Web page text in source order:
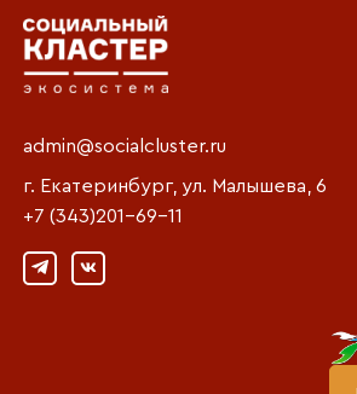
admin@socialcluster.ru
г. Екатеринбург, ул. Малышева, 6
+7 (343)201-69-11